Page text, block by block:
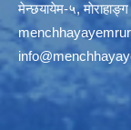
मेन्छयायेम-५,